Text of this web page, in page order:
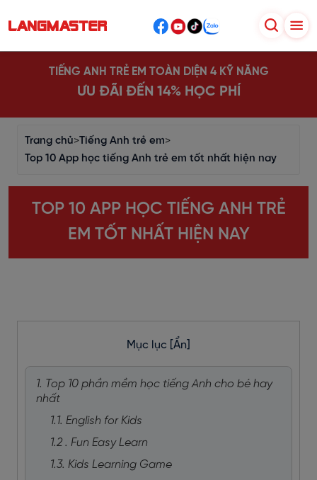
TIẾNG ANH TRẺ EM TOÀN DIỆN 4 KỸ NĂNG
ƯU ĐÃI ĐẾN 14% HỌC PHÍ
Trang chủ>Tiếng Anh trẻ em>
Top 10 App học tiếng Anh trẻ em tốt nhất hiện nay
TOP 10 APP HỌC TIẾNG ANH TRẺ
EM TỐT NHẤT HIỆN NAY
Mục lục [Ẩn]
1. Top 10 phần mềm học tiếng Anh cho bé hay
nhất
1.1. English for Kids
1.2 . Fun Easy Learn
1.3. Kids Learning Game